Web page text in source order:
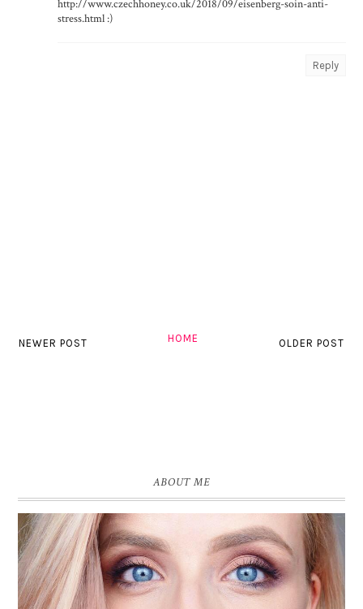
http://www.czechhoney.co.uk/2018/09/eisenberg-soin-anti-
stress.html :)
Reply
NEWER POST OLDER POST
HOME
ABOUT ME